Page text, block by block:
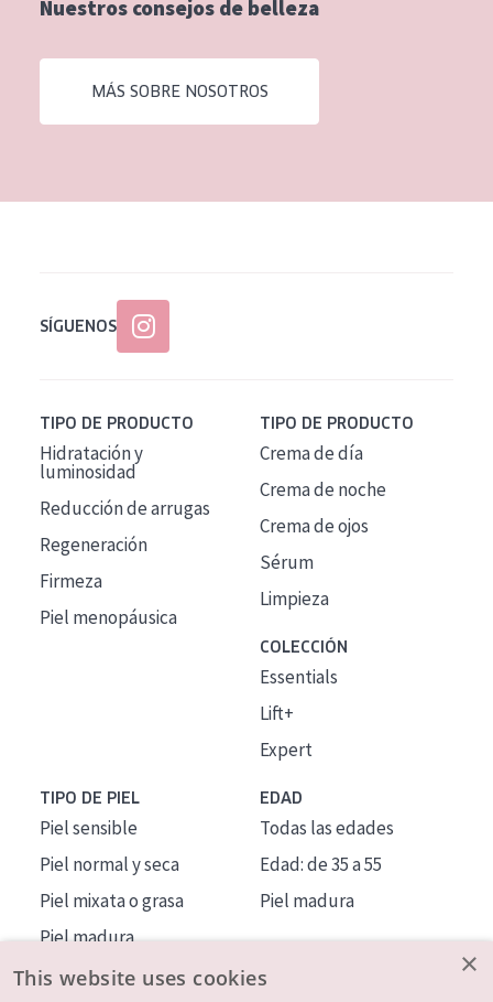
Todas las edades
Edad: de 35 a 55
Nuestros consejos de belleza
MÁS SOBRE NOSOTROS
SÍGUENOS
TIPO DE PRODUCTO
Hidratación y
luminosidad
Reducción de arrugas
Regeneración
Firmeza
Piel menopáusica
TIPO DE PRODUCTO
Crema de día
Crema de noche
Crema de ojos
Sérum
Limpieza
COLECCIÓN
Essentials
Lift+
Expert
TIPO DE PIEL
Piel sensible
Piel normal y seca
Piel mixata o grasa
Piel madura
Piel expuesta al sol
EDAD
Todas las edades
Edad: de 35 a 55
Piel madura
×
This website uses cookies